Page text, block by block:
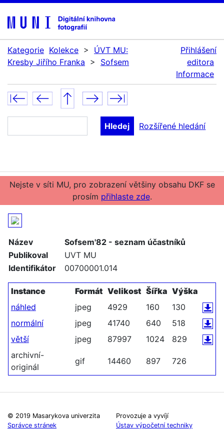
Kategorie Kolekce >
ÚVT MU:
Kresby Jiřího Franka > Sofsem
Přihlášení
editora
Informace
Rozšířené hledání
Nejste v síti MU, pro zobrazení většiny obsahu DKF se
prosím přihlaste zde.
Název
Sofsem'82 - seznam účastníků
Publikoval
UVT MU
Identifikátor
00700001.014
Instance Formát Velikost Šířka Výška
náhled
jpeg 4929 160
130
normální
jpeg 41740 640
518
větší
jpeg 87997 1024
829
archivní-
originál
gif 14460 897 726
© 2019 Masarykova univerzita
Správce stránek
Provozuje a vyvíjí
Ústav výpočetní techniky